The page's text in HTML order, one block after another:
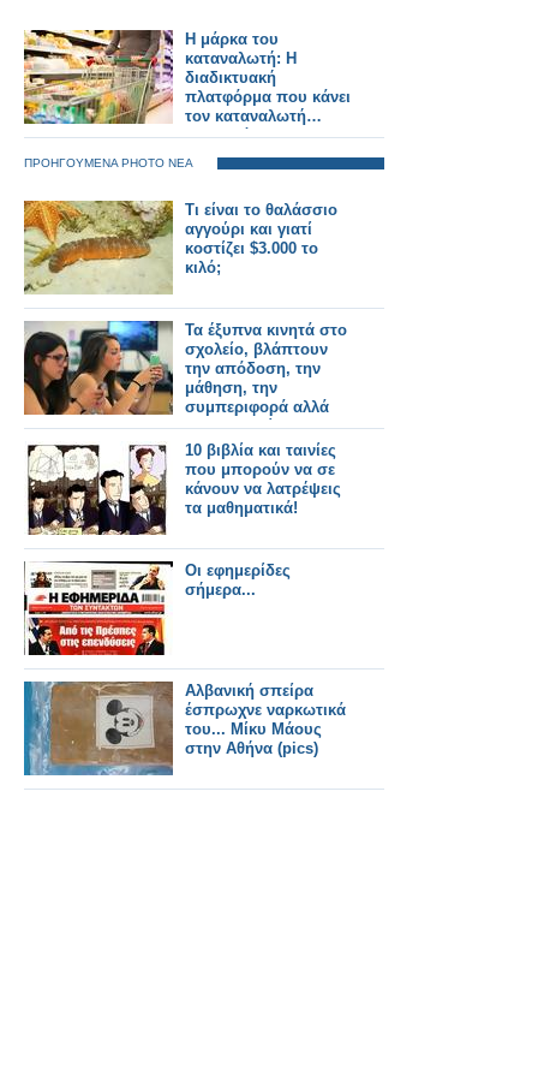
Η μάρκα του
καταναλωτή: Η
διαδικτυακή
πλατφόρμα που κάνει
τον καταναλωτή…
αφεντικό
ΠΡΟΗΓΟΥΜΕΝΑ PHOTO ΝΕΑ
Τι είναι το θαλάσσιο
αγγούρι και γιατί
κοστίζει $3.000 το
κιλό;
Τα έξυπνα κινητά στο
σχολείο, βλάπτουν
την απόδοση, την
μάθηση, την
συμπεριφορά αλλά
και την υγεία των
μαθητών
10 βιβλία και ταινίες
που μπορούν να σε
κάνουν να λατρέψεις
τα μαθηματικά!
Οι εφημερίδες
σήμερα...
Αλβανική σπείρα
έσπρωχνε ναρκωτικά
του... Μίκυ Μάους
στην Αθήνα (pics)